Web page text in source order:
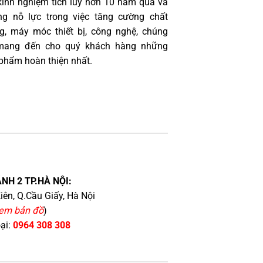
nỗ lực trong việc tăng cường chất
máy móc thiết bị, công nghệ, chúng
đến cho quý khách hàng những
hoàn thiện nhất.
2 TP.HÀ NỘI:
Q.Cầu Giấy, Hà Nội
bản đồ)
0964 308 308